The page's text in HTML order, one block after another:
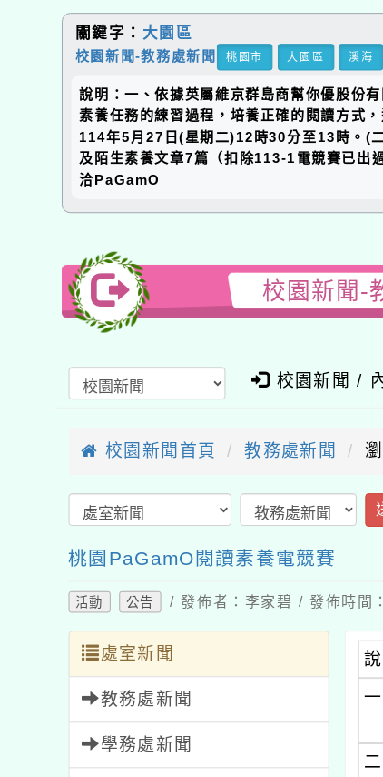
關鍵字： 大園區
校園新聞-教務處新聞 桃園市 大園區 溪海
說明：一、依據英屬維京群島商幫你優股份
素養任務的練習過程，培養正確的閱讀方式
114年5月27日(星期二)12時30分至13時。(
及陌生素養文章7篇（扣除113-1電競賽已
洽PaGamO
校園新聞-
校園新聞 /
校園新聞首頁 教務處新聞
桃園PaGamO閱讀素養電競賽
活動 公告 / 發佈者：李家碧 / 發佈時間
處室新聞
教務處新聞
學務處新聞
說
一
二